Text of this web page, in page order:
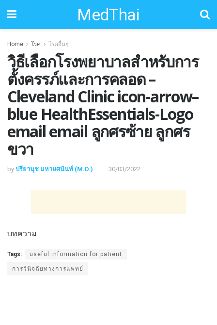
MedThai
Home โรค โรคอื่นๆ
วิธีเลือกโรงพยาบาลสำหรับการ
ตั้งครรภ์และการคลอด –
Cleveland Clinic icon-arrow–
blue HealthEssentials-Logo
email email ลูกศรซ้าย ลูกศร
ขวา
by ปรียานุช มหายศนันท์ (M.D.) 30/03/2022
บทความ
Tags: useful information for patient
การวินิจฉัยทางการแพทย์